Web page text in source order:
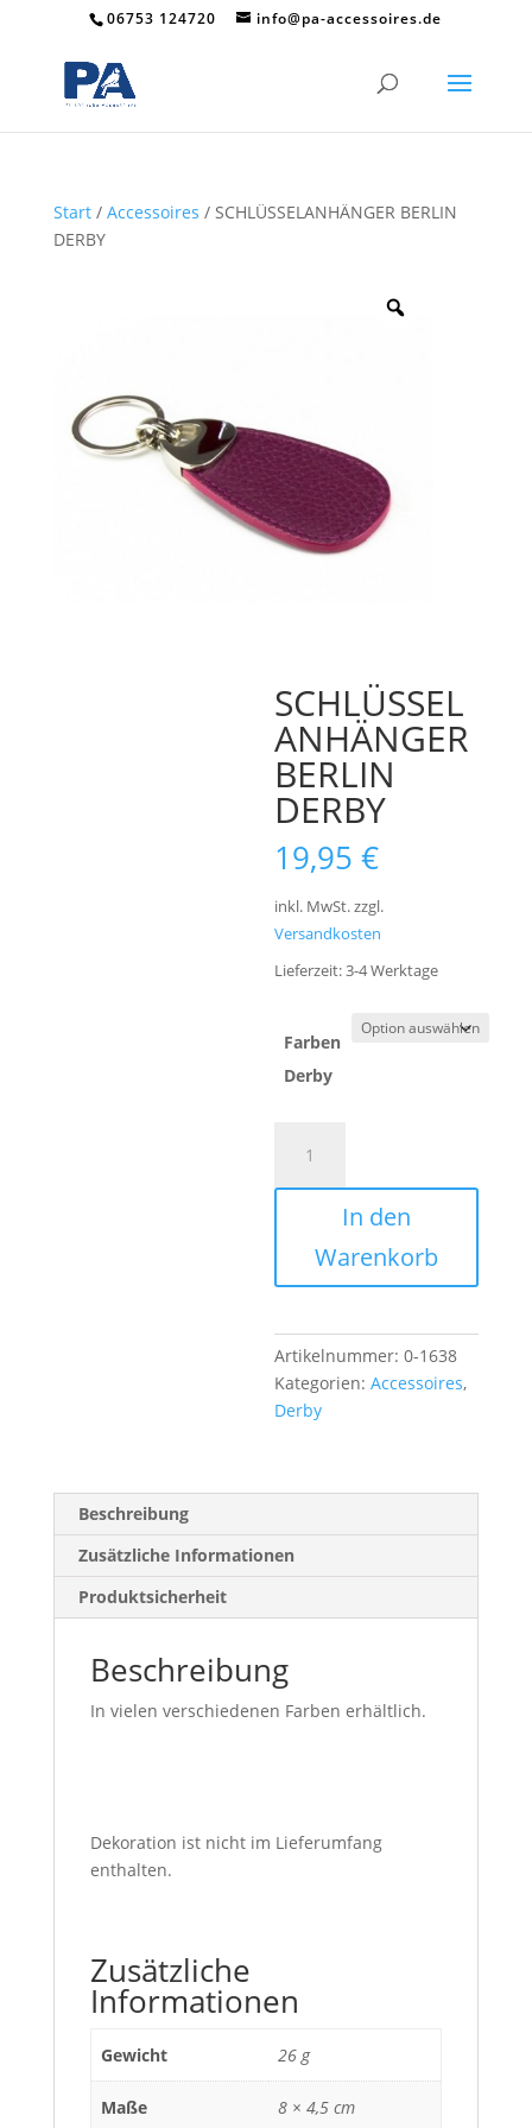
06753 124720 info@pa-accessoires.de
Start/ Accessoires / SCHLÜSSELANHÄNGER BERLIN
DERBY
SCHLÜSSEL
ANHÄNGER
BERLIN
DERBY
19,95€
inkl. MwSt.zzgl.
Versandkosten
Lieferzeit:3-4 Werktage
Farben
Derby
BERLIN
DERBY
In den
Warenkorb
t
e
n
i
v
Artikelnummer:0-1638
Kategorien:Accessoires,
Derby
Beschreibung
Zusätzliche Informationen
Produktsicherheit
Beschreibung
In vielen verschiedenen Farben erhältlich.
Dekoration ist nicht im Lieferumfang
enthalten.
Zusätzliche
Informationen
Gewicht 26 g
Maße 8 × 4,5 cm